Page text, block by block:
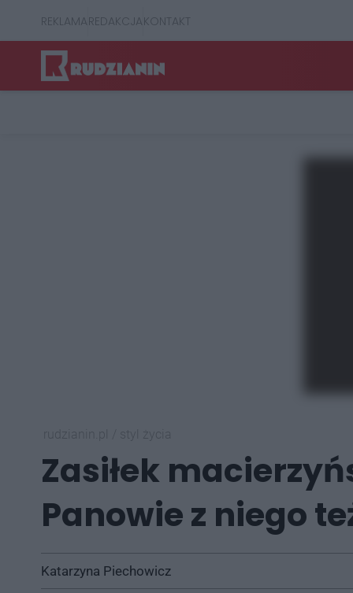
REKLAMAREDAKCJAKONTAKT
Zasiłek
Panowie z niego
Katarzyna Piechowicz